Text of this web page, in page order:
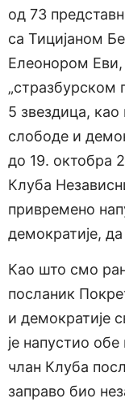
од 73
са Тицијаном
Елеонором Еви,
„стразбурском
5 звездица,
слободе и
до 19. октобра
Клуба
привремено
демократије,
Као што смо
посланик
и демократије
је напустио обе
члан Клуба
заправо био